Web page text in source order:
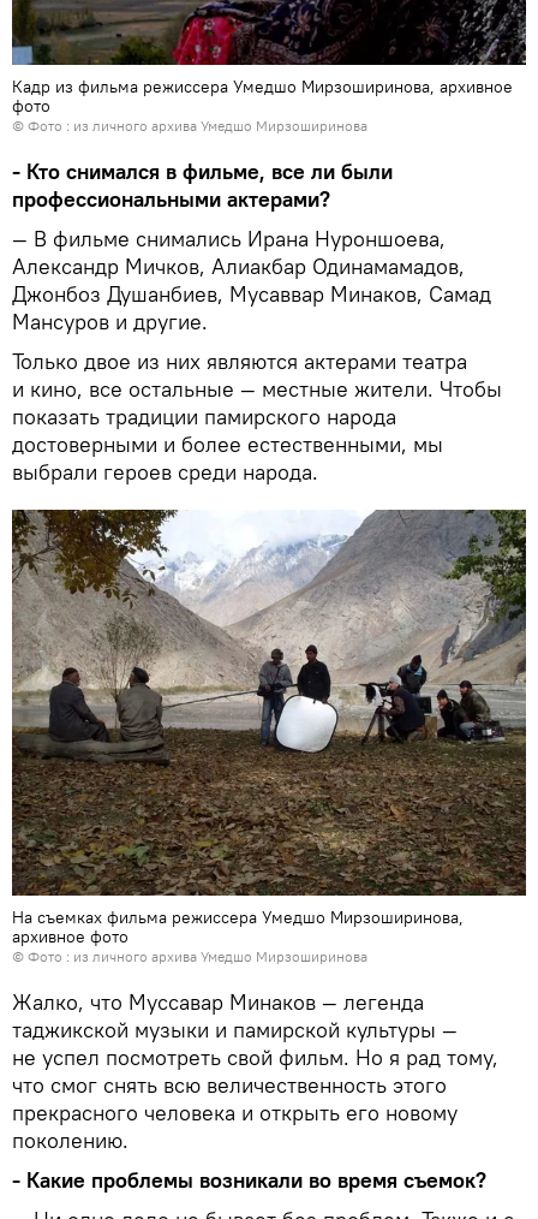
Кадр из фильма режиссера Умедшо Мирзоширинова, архивное
фото
© Фото : из личного архива Умедшо Мирзоширинова
- Кто снимался в фильме, все ли были
профессиональными актерами?
— В фильме снимались Ирана Нуроншоева,
Александр Мичков, Алиакбар Одинамамадов,
Джонбоз Душанбиев, Мусаввар Минаков, Самад
Мансуров и другие.
Только двое из них являются актерами театра
и кино, все остальные — местные жители. Чтобы
показать традиции памирского народа
достоверными и более естественными, мы
выбрали героев среди народа.
На съемках фильма режиссера Умедшо Мирзоширинова,
архивное фото
© Фото : из личного архива Умедшо Мирзоширинова
Жалко, что Муссавар Минаков — легенда
таджикской музыки и памирской культуры —
не успел посмотреть свой фильм. Но я рад тому,
что смог снять всю величественность этого
прекрасного человека и открыть его новому
поколению.
- Какие проблемы возникали во время съемок?